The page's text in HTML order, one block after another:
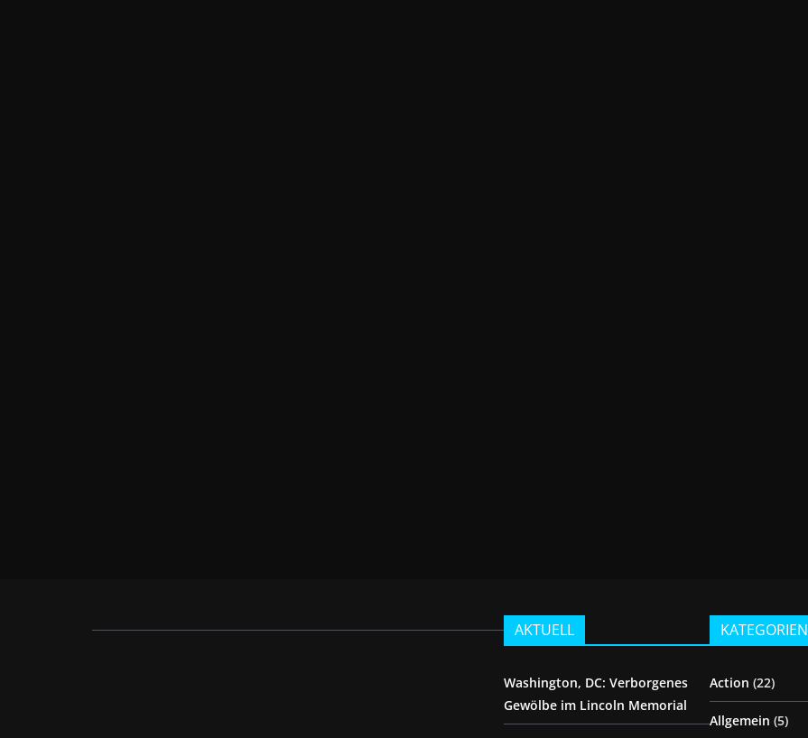
AKTUELL
Washington, DC: Verborgenes
Gewölbe im Lincoln Memorial
KATEGORIEN
Action (22)
Allgemein (5)